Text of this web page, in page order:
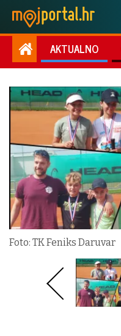
AKTUALNO
Foto: TK Feniks Daruvar